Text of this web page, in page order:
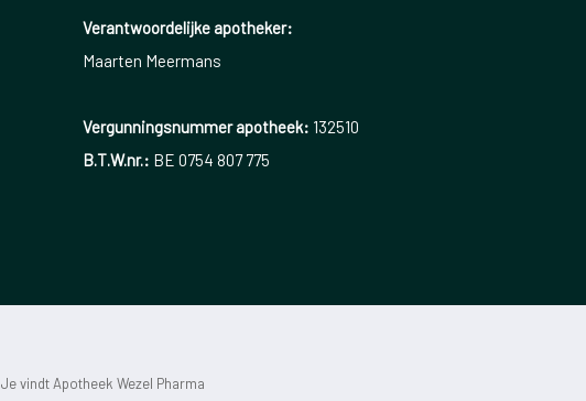
Verantwoordelijke apotheker:
Maarten Meermans
Vergunningsnummer apotheek: 132510
B.T.W.nr.: BE 0754 807 775
Je vindt Apotheek Wezel Pharma